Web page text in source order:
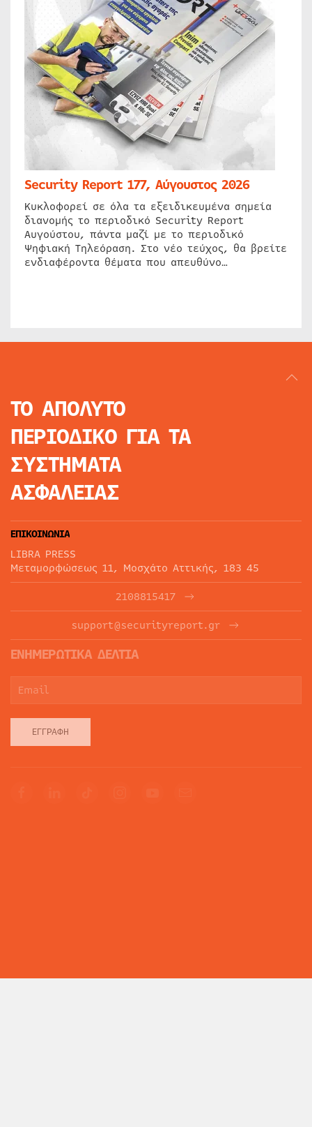
Security Report 177, Αύγουστος 2026
Κυκλοφορεί σε όλα τα εξειδικευμένα σημεία
διανομής το περιοδικό Security Report
Αυγούστου, πάντα μαζί με το περιοδικό
Ψηφιακή Τηλεόραση. Στο νέο τεύχος, θα βρείτε
ενδιαφέροντα θέματα που απευθύνο…
ΤΟ ΑΠΟΛΥΤΟ
ΠΕΡΙΟΔΙΚΟ ΓΙΑ ΤΑ
ΣΥΣΤΗΜΑΤΑ
ΑΣΦΑΛΕΙΑΣ
ΕΠΙΚΟΙΝΩΝΙΑ
LIBRA PRESS
Μεταμορφώσεως 11, Μοσχάτο Αττικής, 183 45
2108815417
support@securityreport.gr
ΕΝΗΜΕΡΩΤΙΚΑ ΔΕΛΤΙΑ
ΕΓΓΡΑΦΉ